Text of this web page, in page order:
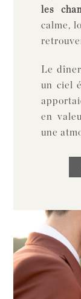
les
calme,
Le
un ciel
en
une